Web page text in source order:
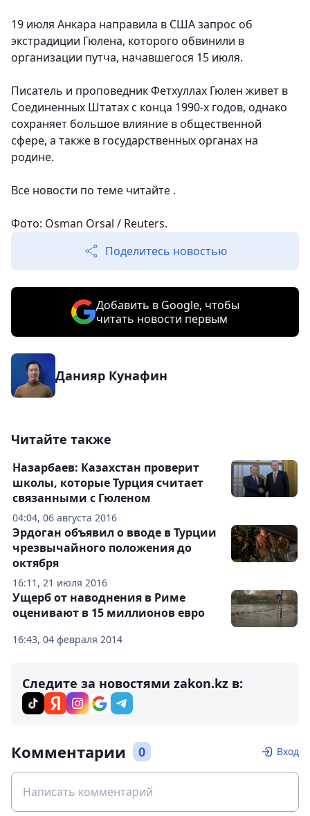
19 июля Анкара направила в США запрос об
экстрадиции Гюлена, которого обвинили в
организации путча, начавшегося 15 июля.
Писатель и проповедник Фетхуллах Гюлен живет в
Соединенных Штатах с конца 1990-х годов, однако
сохраняет большое влияние в общественной
сфере, а также в государственных органах на
родине.
Все новости по теме читайте .
Фото: Osman Orsal / Reuters.
Поделитесь новостью
Добавить в Google, чтобы
читать новости первым
Данияр Кунафин
Читайте также
04:04, 06 августа 2016
Назарбаев: Казахстан проверит
школы, которые Турция считает
связанными с Гюленом
16:11, 21 июля 2016
Эрдоган объявил о вводе в Турции
чрезвычайного положения до
октября
16:43, 04 февраля 2014
Ущерб от наводнения в Риме
оценивают в 15 миллионов евро
Следите за новостями zakon.kz в:
Комментарии 0 Вход